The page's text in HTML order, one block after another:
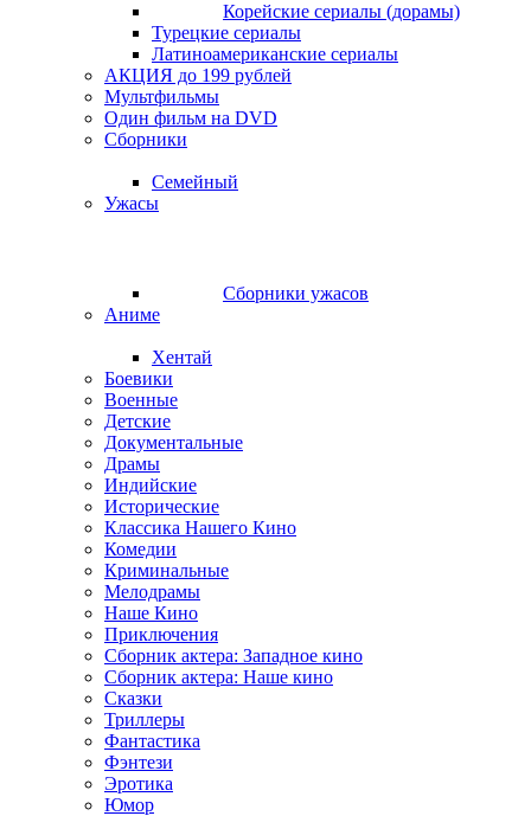
Корейские сериалы (дорамы)
Турецкие сериалы
Латиноамериканские сериалы
АКЦИЯ до 199 рублей
Мультфильмы
Один фильм на DVD
Сборники
Семейный
Ужасы
Сборники ужасов
Аниме
Хентай
Боевики
Военные
Детские
Документальные
Драмы
Индийские
Исторические
Классика Нашего Кино
Комедии
Криминальные
Мелодрамы
Наше Кино
Приключения
Сборник актера: Западное кино
Сборник актера: Наше кино
Сказки
Триллеры
Фантастика
Фэнтези
Эротика
Юмор